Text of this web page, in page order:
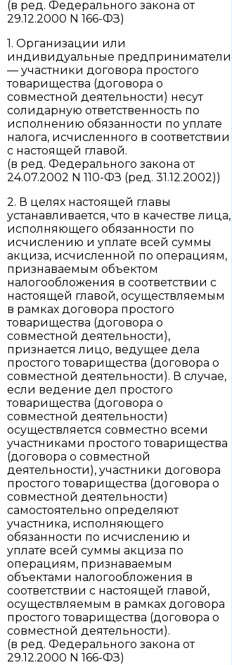
(в ред. Федерального закона от
29.12.2000 N 166-ФЗ)
1. Организации или
индивидуальные предприниматели
— участники договора простого
товарищества (договора о
совместной деятельности) несут
солидарную ответственность по
исполнению обязанности по уплате
налога, исчисленного в соответствии
с настоящей главой.
(в ред. Федерального закона от
24.07.2002 N 110-ФЗ (ред. 31.12.2002))
2. В целях настоящей главы
устанавливается, что в качестве лица,
исполняющего обязанности по
исчислению и уплате всей суммы
акциза, исчисленной по операциям,
признаваемым объектом
налогообложения в соответствии с
настоящей главой, осуществляемым
в рамках договора простого
товарищества (договора о
совместной деятельности),
признается лицо, ведущее дела
простого товарищества (договора о
совместной деятельности). В случае,
если ведение дел простого
товарищества (договора о
совместной деятельности)
осуществляется совместно всеми
участниками простого товарищества
(договора о совместной
деятельности), участники договора
простого товарищества (договора о
совместной деятельности)
самостоятельно определяют
участника, исполняющего
обязанности по исчислению и
уплате всей суммы акциза по
операциям, признаваемым
объектами налогообложения в
соответствии с настоящей главой,
осуществляемым в рамках договора
простого товарищества (договора о
совместной деятельности).
(в ред. Федерального закона от
29.12.2000 N 166-ФЗ)